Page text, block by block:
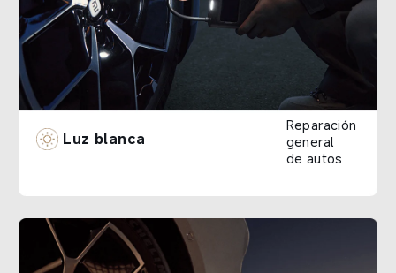
Luz blanca
Reparación
general
de autos